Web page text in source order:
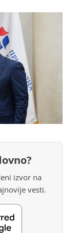
izvor na
vesti.